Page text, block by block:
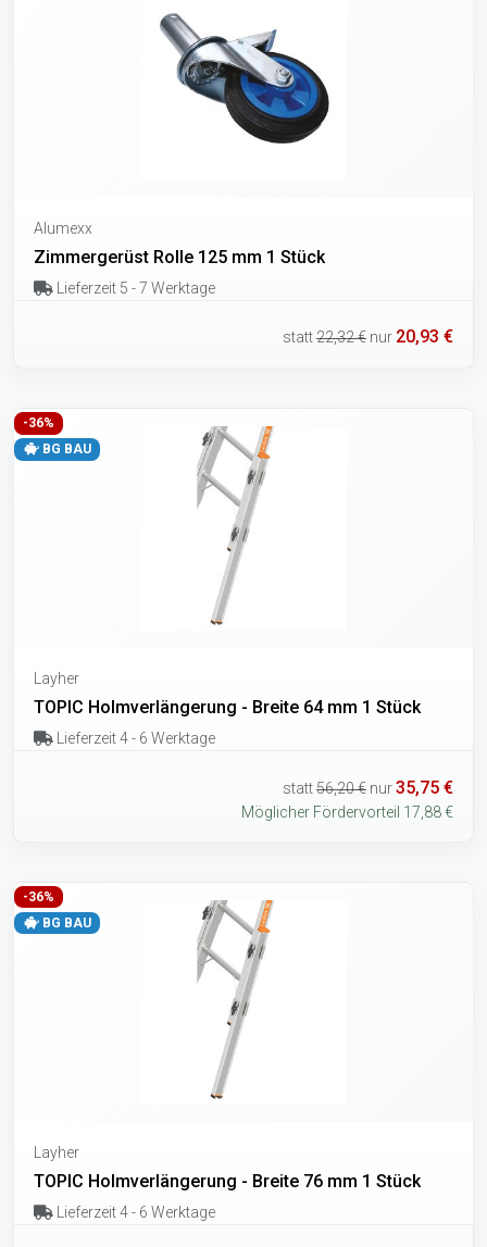
Alumexx
Zimmergerüst Rolle 125 mm 1 Stück
Lieferzeit 5 - 7 Werktage
statt22,32 € nur 20,93 €
-36%
BG BAU
Layher
TOPIC Holmverlängerung - Breite 64 mm 1 Stück
Lieferzeit 4 - 6 Werktage
statt56,20 € nur35,75 €
Möglicher Fördervorteil 17,88 €
-36%
BG BAU
Layher
TOPIC Holmverlängerung - Breite 76 mm 1 Stück
Lieferzeit 4 - 6 Werktage